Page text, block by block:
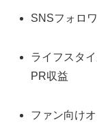
SNSフォロ
ライフスタ
PR収益
ファン向け